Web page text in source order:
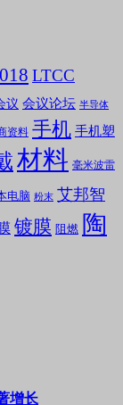
LTCC
议 会议论坛 半导体
资料 手机 手机塑
材料 毫米波雷
电脑 粉末 艾邦智
镀膜 阻燃 陶
增长